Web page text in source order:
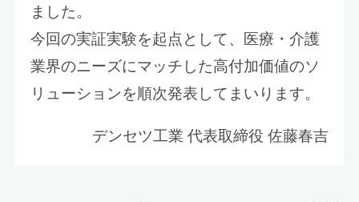
ました。
今回の実証実験を起点として、医療・介護
業界のニーズにマッチした高付加価値のソ
リューションを順次発表してまいります。
デンセツ工業 代表取締役 佐藤春吉